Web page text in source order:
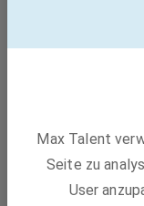
BASF
Max Talent
Seite zu
User